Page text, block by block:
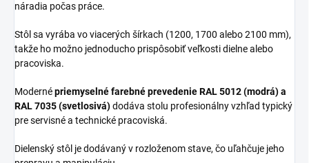
náradia počas práce.
Stôl sa vyrába vo viacerých šírkach (1200, 1700 alebo 2100 mm),
takže ho možno jednoducho prispôsobiť veľkosti dielne alebo
pracoviska.
Modernépriemyselné farebné prevedenie RAL 5012 (modrá) a
RAL 7035 (svetlosivá)dodáva stolu profesionálny vzhľad typický
pre servisné a technické pracoviská.
Dielenský stôl je dodávaný v rozloženom stave, čo uľahčuje jeho